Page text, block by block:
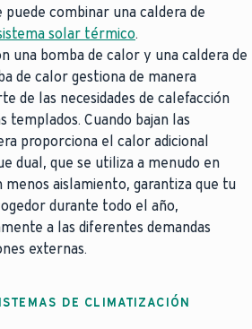
puede combinar una caldera de
solar térmico.
una bomba de calor y una caldera de
de calor gestiona de manera
de las necesidades de calefacción
templados. Cuando bajan las
proporciona el calor adicional
dual, que se utiliza a menudo en
menos aislamiento, garantiza que tu
durante todo el año,
a las diferentes demandas
externas.
DE CLIMATIZACIÓN